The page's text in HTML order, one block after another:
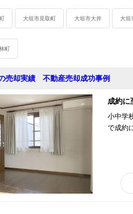
大垣市見取町 大垣市大井 大垣
町
売却実績 不動産売却成功事例
成約に
小中学
で成約